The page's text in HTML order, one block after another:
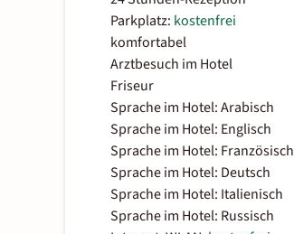
Parkplatz: kostenfrei
komfortabel
Arztbesuch im Hotel
Friseur
Sprache im Hotel: Arabisch
Sprache im Hotel: Englisch
Sprache im Hotel: Französisch
Sprache im Hotel: Deutsch
Sprache im Hotel: Italienisch
Sprache im Hotel: Russisch